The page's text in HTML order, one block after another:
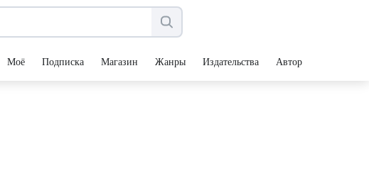
Моё Подписка Магазин Жанры Издательства Авторы